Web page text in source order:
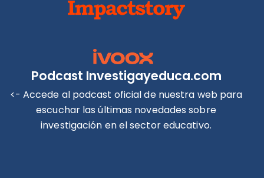
Podcast Investigayeduca.com
<- Accede al podcast oficial de nuestra web para
escuchar las últimas novedades sobre
investigación en el sector educativo.